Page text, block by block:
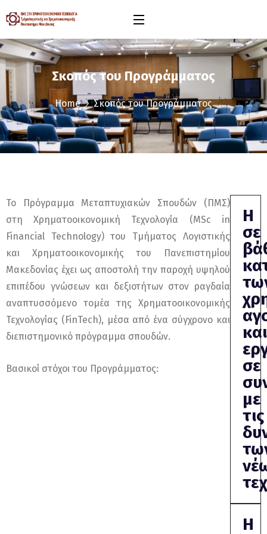
Σκοπός του Προγράμματος
Home Σκοπός του Προγράμματος
Το Πρόγραμμα Μεταπτυχιακών Σπουδών (ΠΜΣ)
στη Χρηματοοικονομική Τεχνολογία (MSc in
Financial Technology) του Τμήματος Λογιστικής
και Χρηματοοικονομικής του Πανεπιστημίου
Μακεδονίας έχει ως αποστολή την παροχή υψηλού
επιπέδου γνώσεων και δεξιοτήτων στον ραγδαία
αναπτυσσόμενο τομέα της Χρηματοοικονομικής
Τεχνολογίας (FinTech), μέσα από ένα σύγχρονο και
διεπιστημονικό πρόγραμμα σπουδών.
Βασικοί στόχοι του Προγράμματος:
Η
σε
και
σε
με
τις
Η